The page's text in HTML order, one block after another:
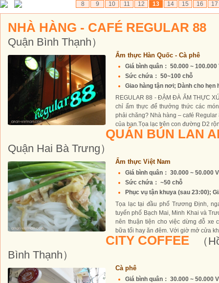
8 9 10 11 12 13 14 15 16 17
NHÀ HÀNG - CAFÉ REGULAR 88
Quận Bình Thạnh）
Ẩm thực Hàn Quốc - Cà phê
Giá bình quân： 50.000 ~ 100.000
Sức chứa： 50~100 chỗ
Giao hàng tận nơi; Dành cho hẹn
REGULAR 88 - ĐẬM ĐÀ ẨM THỰC
chỉ ẩm thực để thưởng thức các
phải chăng? Nhà hàng – café
của bạn.Tọa lạc trên con đường D2
QUÁN BÚN LAN
Quận Hai Bà Trưng）
Ẩm thực Việt Nam
Giá bình quân： 30.000 ~ 50.000
Sức chứa： ~50 chỗ
Phục vụ tận khuya (sau 23:00);
Tọa lạc tại đầu phố Trương Định,
tuyến phố Bạch Mai, Minh Khai và
nên thuận tiện cho việc dừng đỗ xe
bữa tối hay ăn đêm. Với giờ mở cửa
CITY COFFEE
（
Bình Thạnh）
Cà phê
Giá bình quân： 30.000 ~ 50.000